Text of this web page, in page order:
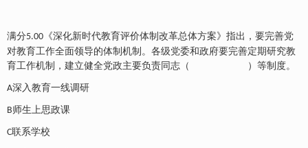
满分5.00 《深化新时代教育评价体制改革总体方案》指出，要完善党
对教育工作全面领导的体制机制。各级党委和政府要完善定期研究教
育工作机制，建立健全党政主要负责同志（
）等制度。
A深入教育一线调研
B师生上思政课
C联系学校